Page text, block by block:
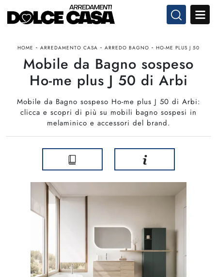
HOME - ARREDAMENTO CASA - ARREDO BAGNO - HO-ME PLUS J 50
Mobile da Bagno sospeso
Ho-me plus J 50 di Arbi
Mobile da Bagno sospeso Ho-me plus J 50 di Arbi:
clicca e scopri di più su mobili bagno sospesi in
melaminico e accessori del brand.